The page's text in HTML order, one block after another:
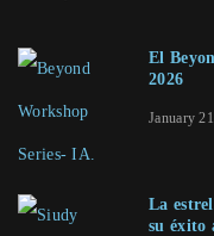
El
2026
January
La
su éxito